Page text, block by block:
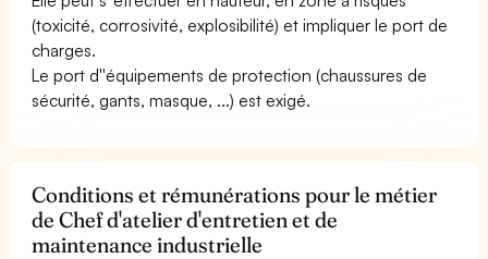
(toxicité, corrosivité, explosibilité) et impliquer le port de
charges.
Le port d''équipements de protection (chaussures de
sécurité, gants, masque, ...) est exigé.
Conditions et rémunérations pour le métier
de Chef d'atelier d'entretien et de
maintenance industrielle